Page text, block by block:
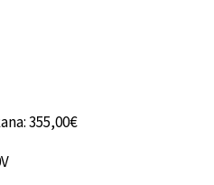
355,00€